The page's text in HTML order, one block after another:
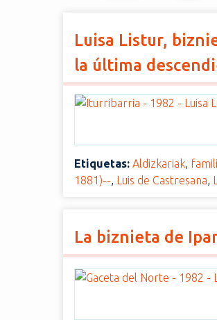
Luisa Listur,
la última
Etiquetas: Aldizkariak,
1881)--, Luis de Castresana,
La biznieta de